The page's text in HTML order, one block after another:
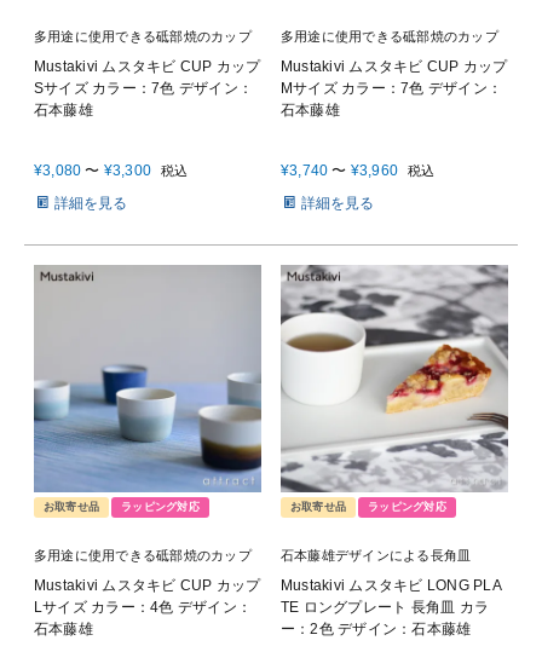
多用途に使用できる砥部焼のカップ
Mustakivi ムスタキビ CUP カップ
Sサイズ カラー：7色 デザイン：
石本藤雄
¥3,080 〜 ¥3,300 税込
詳細を見る
多用途に使用できる砥部焼のカップ
Mustakivi ムスタキビ CUP カップ
Mサイズ カラー：7色 デザイン：
石本藤雄
¥3,740 〜 ¥3,960 税込
詳細を見る
お取寄せ品 ラッピング対応
多用途に使用できる砥部焼のカップ
Mustakivi ムスタキビ CUP カップ
Lサイズ カラー：4色 デザイン：
石本藤雄
お取寄せ品 ラッピング対応
石本藤雄デザインによる長角皿
Mustakivi ムスタキビ LONG PLA
TE ロングプレート 長角皿 カラ
ー：2色 デザイン：石本藤雄